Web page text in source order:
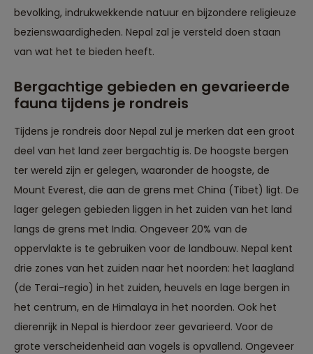
bevolking, indrukwekkende natuur en bijzondere religieuze
bezienswaardigheden. Nepal zal je versteld doen staan
van wat het te bieden heeft.
Bergachtige gebieden en gevarieerde
fauna tijdens je rondreis
Tijdens je rondreis door Nepal zul je merken dat een groot
deel van het land zeer bergachtig is. De hoogste bergen
ter wereld zijn er gelegen, waaronder de hoogste, de
Mount Everest, die aan de grens met China (Tibet) ligt. De
lager gelegen gebieden liggen in het zuiden van het land
langs de grens met India. Ongeveer 20% van de
oppervlakte is te gebruiken voor de landbouw. Nepal kent
drie zones van het zuiden naar het noorden: het laagland
(de Terai-regio) in het zuiden, heuvels en lage bergen in
het centrum, en de Himalaya in het noorden. Ook het
dierenrijk in Nepal is hierdoor zeer gevarieerd. Voor de
grote verscheidenheid aan vogels is opvallend. Ongeveer